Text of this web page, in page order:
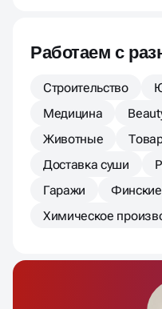
Работаем с
Строительство
Медицина
Животные
Доставка суши
Гаражи
Химическое